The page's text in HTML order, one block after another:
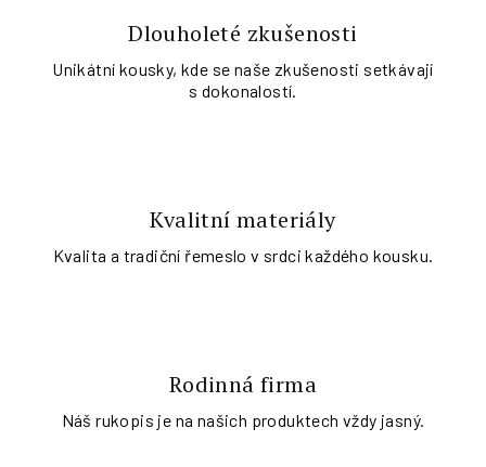
Dlouholeté zkušenosti
Unikátní kousky, kde se naše zkušenosti setkávají
s dokonalostí.
Kvalitní materiály
Kvalita a tradiční řemeslo v srdci každého kousku.
Rodinná firma
Náš rukopis je na našich produktech vždy jasný.